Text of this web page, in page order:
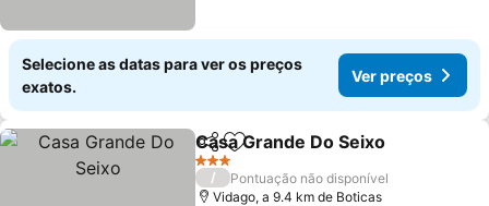
Selecione as datas para ver os preços
exatos.
Ver preços
PartilharAdicionar aos favoritos
Casa Grande Do Seixo
3 Estrelas
/
Pontuação não disponível
Vidago, a 9.4 km de Boticas